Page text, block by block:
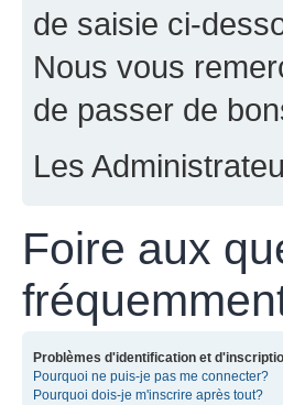
de saisie ci-
Nous vous
de passer de
Les
Foire aux
Problèmes d'identification et
Pourquoi ne puis-je pas me connecter?
Pourquoi dois-je m'inscrire après tout?